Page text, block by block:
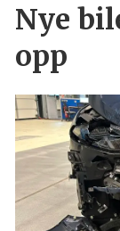
Nye
opp